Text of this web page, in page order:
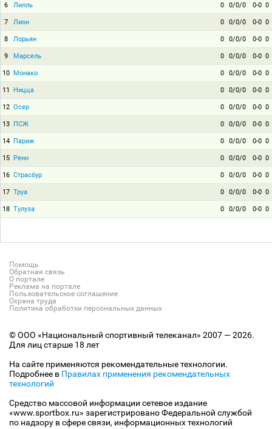
6 Лилль 0 0/0/0 0-0 0
7 Лион 0 0/0/0 0-0 0
8 Лорьян 0 0/0/0 0-0 0
9 Марсель 0 0/0/0 0-0 0
10 Монако 0 0/0/0 0-0 0
11 Ницца 0 0/0/0 0-0 0
12 Осер 0 0/0/0 0-0 0
13 ПСЖ 0 0/0/0 0-0 0
14 Париж 0 0/0/0 0-0 0
15 Ренн 0 0/0/0 0-0 0
16 Страсбур 0 0/0/0 0-0 0
17 Труа 0 0/0/0 0-0 0
18 Тулуза 0 0/0/0 0-0 0
Помощь
Обратная связь
О портале
Реклама на портале
Пользовательское соглашение
Охрана труда
Политика обработки персональных данных
© ООО «Национальный спортивный телеканал» 2007 — 2026.
Для лиц старше 18 лет
На сайте применяются рекомендательные технологии.
Подробнее в Правилах применения рекомендательных
технологий
Средство массовой информации сетевое издание
«www.sportbox.ru» зарегистрировано Федеральной службой
по надзору в сфере связи, информационных технологий